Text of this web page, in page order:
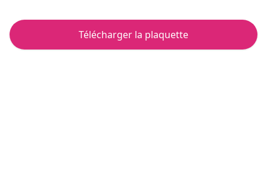
Télécharger la plaquette